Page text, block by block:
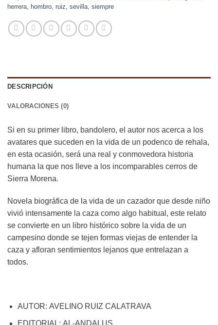
herrera, hombro, ruiz, sevilla, siempre
DESCRIPCIÓN
VALORACIONES (0)
Si en su primer libro, bandolero, el autor nos acerca a los
avatares que suceden en la vida de un podenco de rehala,
en esta ocasión, será una real y conmovedora historia
humana la que nos lleve a los incomparables cerros de
Sierra Morena.
Novela biográfica de la vida de un cazador que desde niño
vivió intensamente la caza como algo habitual, este relato
se convierte en un libro histórico sobre la vida de un
campesino donde se tejen formas viejas de entender la
caza y afloran sentimientos lejanos que entrelazan a
todos.
AUTOR: AVELINO RUIZ CALATRAVA
EDITORIAL: AL-ANDALUS